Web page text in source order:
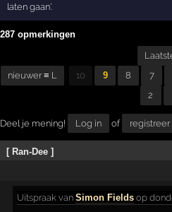
laten gaan’.
287 opmerkingen
nieuwer ≡ L
10
9 8 7
2
Deel je mening! Log in of registreer
[ Ran-Dee ]
Uitspraak vanSimon Fields op